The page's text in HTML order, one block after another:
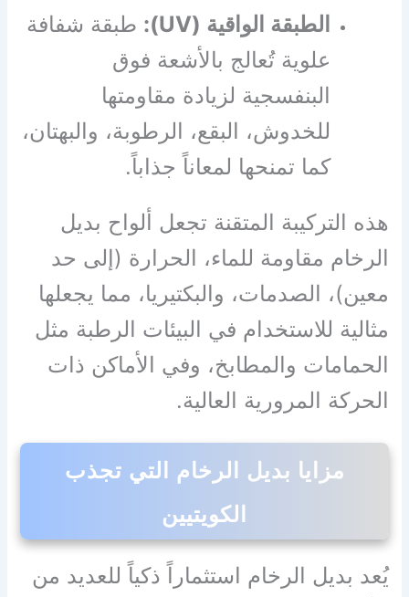
الطبقة الواقية (UV):
طبقة شفافة
علوية تُعالج بالأشعة فوق
البنفسجية لزيادة مقاومتها
للخدوش، البقع، الرطوبة، والبهتان،
كما تمنحها لمعاناً جذاباً.
هذه التركيبة المتقنة تجعل ألواح بديل
الرخام مقاومة للماء، الحرارة (إلى حد
معين)، الصدمات، والبكتيريا، مما يجعلها
مثالية للاستخدام في البيئات الرطبة مثل
الحمامات والمطابخ، وفي الأماكن ذات
الحركة المرورية العالية.
مزايا بديل الرخام التي تجذب
الكويتيين
يُعد بديل الرخام استثماراً ذكياً للعديد من